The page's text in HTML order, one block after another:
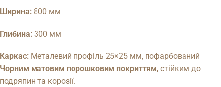
Ширина: 800 мм
Глибина: 300 мм
Каркас: Металевий профіль 25×25 мм, пофарбований
Чорним матовим порошковим покриттям, стійким до
подряпин та корозії.